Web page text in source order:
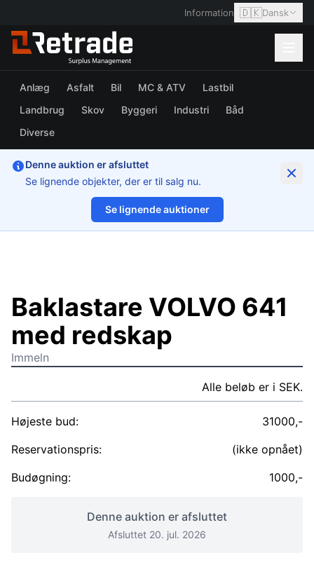
Information 🇩🇰Dansk
Anlæg Asfalt Bil MC & ATV
Lastbil
Landbrug
Skov Byggeri Industri
Båd
Diverse
Denne auktion er afsluttet
Se lignende objekter, der er til salg nu.
Se lignende auktioner
1/63
Baklastare VOLVO 641
med redskap
Immeln
Alle beløb er i SEK.
Højeste bud:
31000,-
Reservationspris:
(ikke opnået)
Budøgning:
1000,-
Denne auktion er afsluttet
Afsluttet 20. jul. 2026